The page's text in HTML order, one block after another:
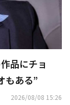
品にチョ
もある”
2026/08/08 15:26